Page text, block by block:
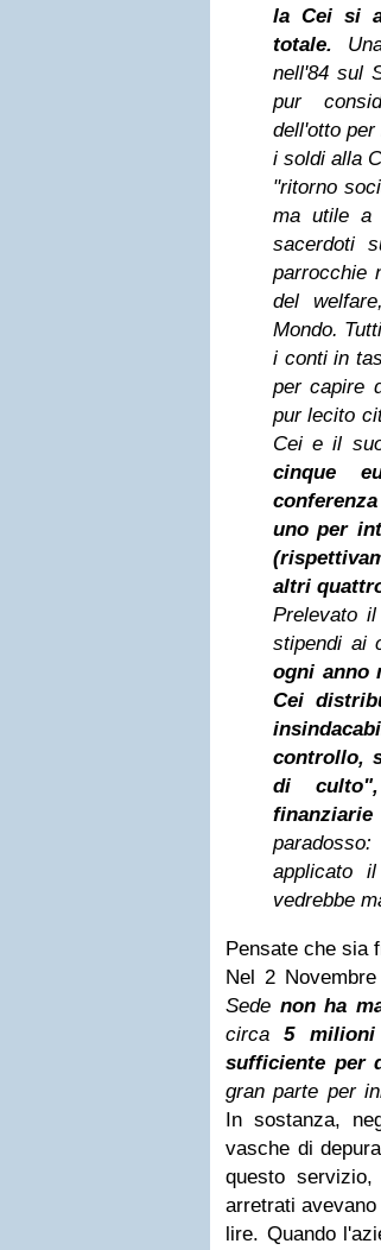
la Cei si
totale.
nell'84 sul
pur
dell'otto
i soldi alla
"ritorno
ma utile a
sacerdoti
parrocchie
del
Mondo.
i conti in
per capire
pur lecito
Cei e il
cinque
uno per
altri
Prelevato
stipendi ai
ogni anno
Cei
controllo,
di
applicato
vedrebbe
Pensate che sia
Nel 2
Sede non ha
circa5
sufficiente per
gran parte per
In sostanza,
vasche di
questo
arretrati
lire. Quando